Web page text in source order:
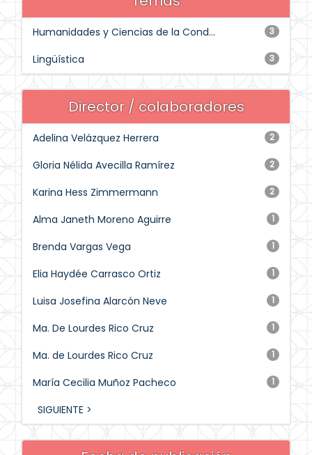
3
Humanidades y Ciencias de la Cond...
3
Lingüística
Director / colaboradores
2
Adelina Velázquez Herrera
2
Gloria Nélida Avecilla Ramírez
2
Karina Hess Zimmermann
1
Alma Janeth Moreno Aguirre
1
Brenda Vargas Vega
1
Elia Haydée Carrasco Ortiz
1
Luisa Josefina Alarcón Neve
1
Ma. De Lourdes Rico Cruz
1
Ma. de Lourdes Rico Cruz
1
María Cecilia Muñoz Pacheco
SIGUIENTE >